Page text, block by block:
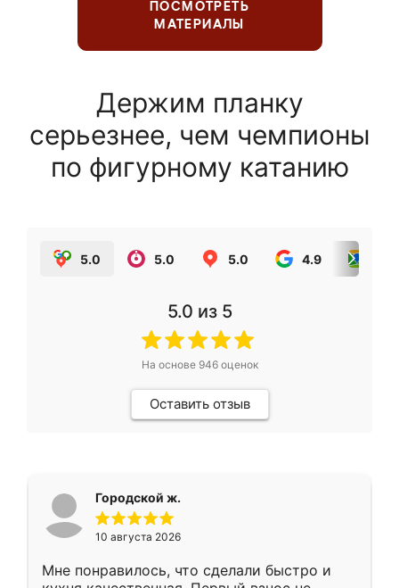
ПОСМОТРЕТЬ
МАТЕРИАЛЫ
Держим планку
серьезнее, чем чемпионы
по фигурному катанию
5.0 5.0 5.0 4.9
5.0 из 5
На основе 946оценок
Оставить отзыв
Городской ж.
10 августа 2026
Мне понравилось, что сделали быстро и